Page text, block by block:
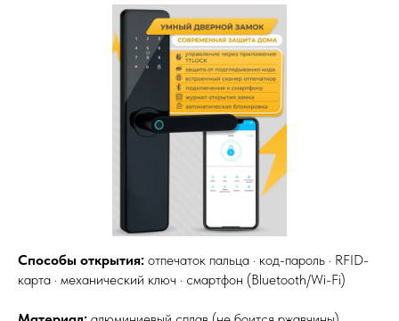
Способы открытия: отпечаток пальца · код-пароль · RFID-
карта · механический ключ · смартфон (Bluetooth/Wi-Fi)